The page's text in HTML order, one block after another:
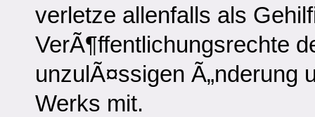
verletze allenfalls als
VerÃ¶ffentlichungsrechte
unzulÃ¤ssigen Ã„nderung
Werks mit.